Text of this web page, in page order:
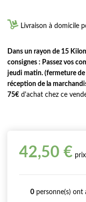
 Livraison à domicile
Dans un rayon de 15
consignes : Passez vos
jeudi matin. (fermeture
réception de la
75€ d'achat chez ce
42,50 €
0 personne(s) ont